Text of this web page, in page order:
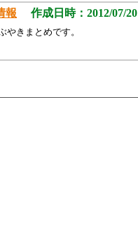
報 作成日時：2012/07/
やきまとめです。